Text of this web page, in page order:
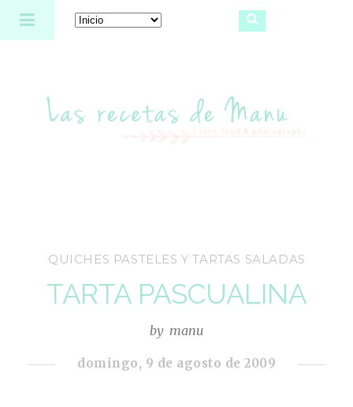
Las recetas de Manu
QUICHES PASTELES Y TARTAS SALADAS
TARTA PASCUALINA
by manu
domingo, 9 de agosto de 2009